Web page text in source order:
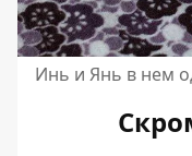
Инь и Янь в нем